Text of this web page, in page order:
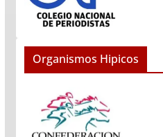
Organismos Hipicos